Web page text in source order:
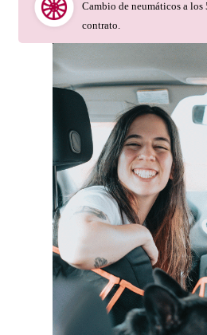
Cambio de neumáticos a
contrato.